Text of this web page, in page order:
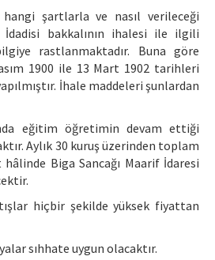
hangi şartlarla ve nasıl verileceği
İdadisi bakkalının ihalesi ile ilgili
rastlanmaktadır. Buna göre
1900 ile 13 Mart 1902 tarihleri
İhale maddeleri şunlardan
eğitim öğretimin devam ettiği
Aylık 30 kuruş üzerinden toplam
Biga Sancağı Maarif İdaresi
hiçbir şekilde yüksek fiyattan
sıhhate uygun olacaktır.